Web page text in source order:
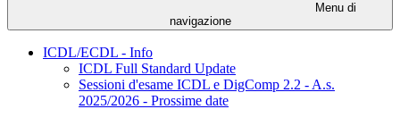
Menu di
navigazione
ICDL/ECDL - Info
ICDL Full Standard Update
Sessioni d'esame ICDL e DigComp 2.2 - A.s.
2025/2026 - Prossime date